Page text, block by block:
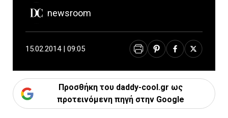
newsroom
15.02.2014 | 09:05
Προσθήκη του daddy-cool.gr ως
προτεινόμενη πηγή στην Google